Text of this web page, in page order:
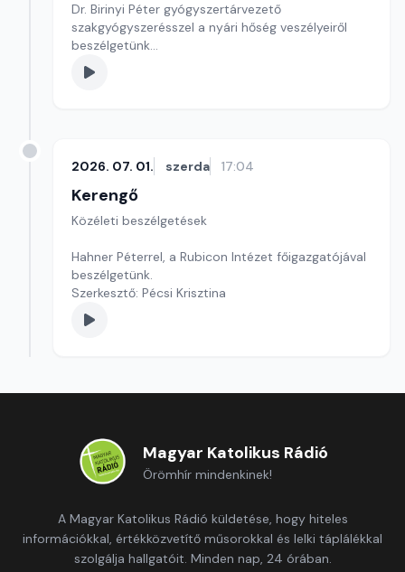
Dr. Birinyi Péter gyógyszertárvezető
szakgyógyszerésszel a nyári hőség veszélyeiről
beszélgetünk
Szerkesztő: Sallai Éva
2026. 07. 01. szerda 17:04
Kerengő
Közéleti beszélgetések
Hahner Péterrel, a Rubicon Intézet főigazgatójával
beszélgetünk.
Szerkesztő: Pécsi Krisztina
Magyar Katolikus Rádió
Örömhír mindenkinek!
A Magyar Katolikus Rádió küldetése, hogy hiteles
információkkal, értékközvetítő műsorokkal és lelki táplálékkal
szolgálja hallgatóit. Minden nap, 24 órában.